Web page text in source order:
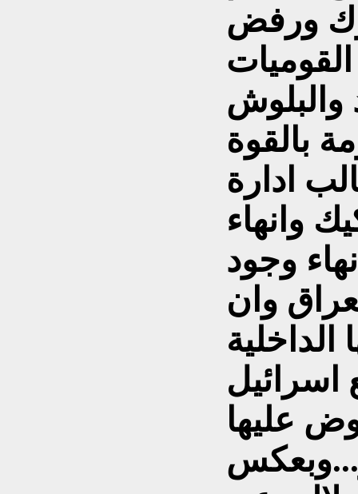
ورفض
والبلوش
بالقوة
ادارة
وانهاء
وجود
وان
اسرائيل
عليها